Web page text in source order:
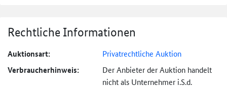
Rechtliche Informationen
Auktionsart: Privatrechtliche Auktion
Verbraucher­hinweis:
Der Anbieter der Auktion handelt
nicht als Unternehmer i.S.d.